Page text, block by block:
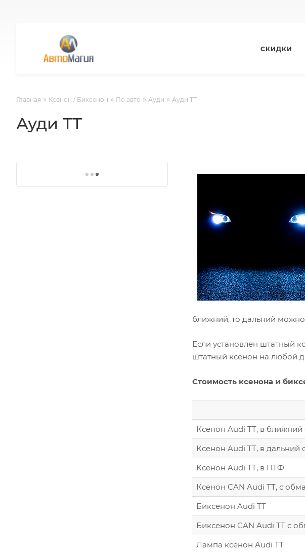
СКИДКИ
Главная » Ксенон / Биксенон » По авто » Ауди » Ауди ТТ
Ауди ТТ
ближний, то дальний можно
Если установлен штатный
штатный ксенон на любой
Стоимость ксенона и
Ксенон Audi TT, в ближний
Ксенон Audi TT, в дальний
Ксенон Audi TT, в ПТФ
Ксенон CAN Audi TT, с
Биксенон Audi TT
Биксенон CAN Audi TT с
Лампа ксенон Audi TT